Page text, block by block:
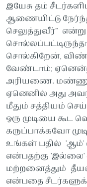
இயேசு தம்
ஆணையிட்டு
செலுத்துவீர்”
சொல்கிறேன்,
வேண்டாம்;
அரியணை.
ஏனெனில் அது
மீதும் சத்தியம்
ஒரு முடியை
கருப்பாக்கவோ
உங்கள் பதில்
என்பதற்கு 'இல்லை'
மற்றனைத்தும்
என்பதை